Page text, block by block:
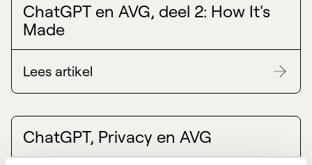
ChatGPT en AVG, deel 2: How It's
Made
Lees artikel
ChatGPT, Privacy en AVG